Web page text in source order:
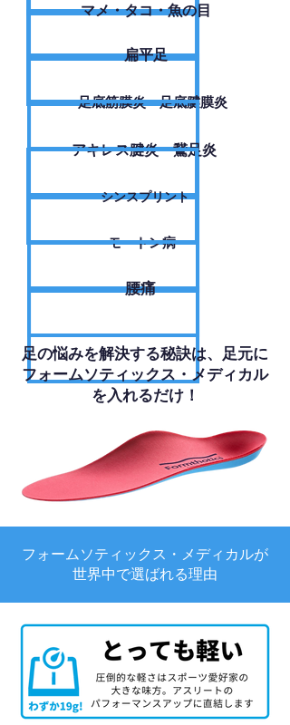
​マメ・タコ・魚の目
扁平足
足底筋膜炎・足底腱膜炎
アキレス腱炎・鵞足炎
シンスプリント
モートン病
腰痛
足の悩みを解決する秘訣は、足元に
フォームソティックス・メディカル
を入れるだけ！
フォームソティックス・メディカルが
世界中で選ばれる理由